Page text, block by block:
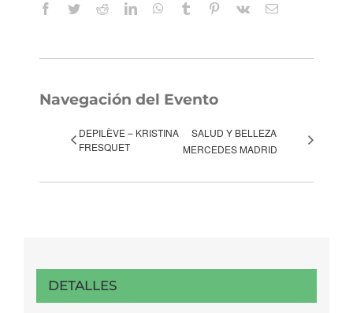
Facebook
TwitterRedditLinkedInWhatsApp
Tumblr Pinterest
Vk
Correo
Navegación del Evento
DEPILÈVE – KRISTINA
FRESQUET
SALUD Y BELLEZA
MERCEDES MADRID
DETALLES